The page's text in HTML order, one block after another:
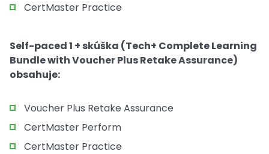
CertMaster Practice
Self-paced 1 + skúška (Tech+ Complete Learning
Bundle with Voucher Plus Retake Assurance)
obsahuje:
Voucher Plus Retake Assurance
CertMaster Perform
CertMaster Practice